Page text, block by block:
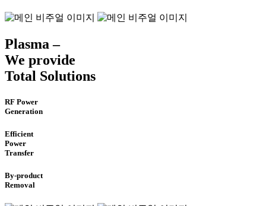
Plasma –
We provide
Total Solutions
RF Power
Generation
Efficient
Power
Transfer
By-product
Removal